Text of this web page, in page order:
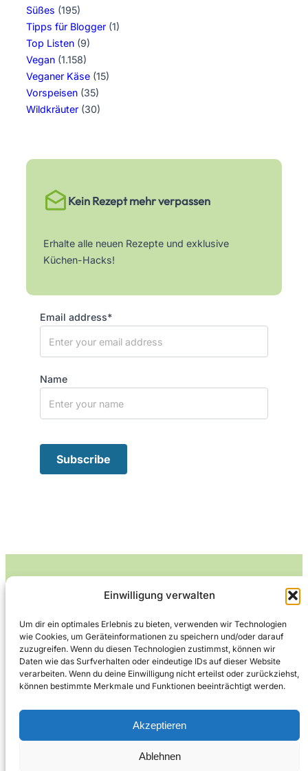
Einwilligung verwalten
Um dir ein optimales Erlebnis zu bieten, verwenden wir Technologien
wie Cookies, um Geräteinformationen zu speichern und/oder darauf
zuzugreifen. Wenn du diesen Technologien zustimmst, können wir
Daten wie das Surfverhalten oder eindeutige IDs auf dieser Website
verarbeiten. Wenn du deine Einwilligung nicht erteilst oder zurückziehst,
können bestimmte Merkmale und Funktionen beeinträchtigt werden.
Akzeptieren
Ablehnen
Süßes (195)
Tipps für Blogger (1)
Top Listen (9)
Vegan (1.158)
Veganer Käse (15)
Vorspeisen (35)
Wildkräuter (30)
Kein Rezept mehr verpassen
Erhalte alle neuen Rezepte und exklusive
Küchen-Hacks!
Email address*
Name
Leckerlife
Lecker essen – gesund leben.
Kontakt